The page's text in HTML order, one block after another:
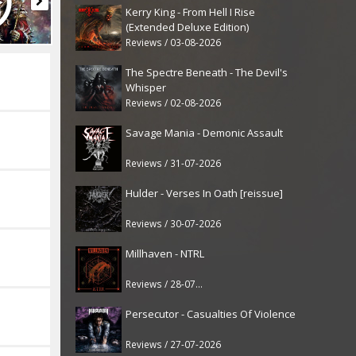
Kerry King - From Hell I Rise
(Extended Deluxe Edition)
Reviews / 03-08-2026
The Spectre Beneath - The Devil's
Whisper
Reviews / 02-08-2026
Savage Mania - Demonic Assault
Reviews / 31-07-2026
Hulder - Verses In Oath [reissue]
Reviews / 30-07-2026
Millhaven - NTRL
Reviews / 28-07-2026
Persecutor - Casualties Of Violence
Reviews / 27-07-2026